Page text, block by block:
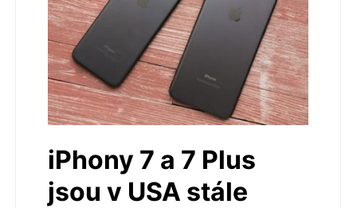
iPhony 7 a 7 Plus
jsou v USA stále